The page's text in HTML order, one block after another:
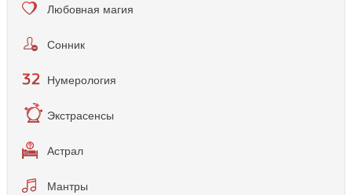
Любовная магия
Сонник
Нумерология
Экстрасенсы
Астрал
Мантры